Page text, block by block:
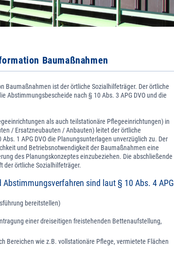
Baumaßnahmen
Baumaßnahmen ist der örtliche Sozialhilfeträger. Der örtliche
Abstimmungsbescheide nach § 10 Abs. 3 APG DVO und die
als auch teilstationäre Pflegeeinrichtungen) in
/ Ersatzneubauten / Anbauten) leitet der örtliche
1 APG DVO die Planungsunterlagen unverzüglich zu. Der
und Betriebsnotwendigkeit der Baumaßnahmen eine
des Planungskonzeptes einzubeziehen. Die abschließende
der örtliche Sozialhilfeträger.
sind laut § 10 Abs. 4 APG
bereitstellen)
einer dreiseitigen freistehenden Bettenaufstellung,
Bereichen wie z.B. vollstationäre Pflege, vermietete Flächen